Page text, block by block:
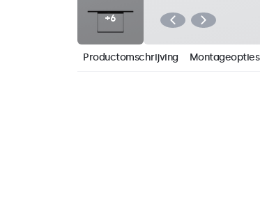
Productomschrijving Montageopties